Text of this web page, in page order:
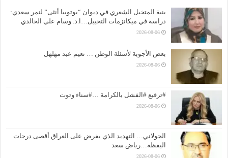
بنية المتخيل الشعري في ديوان “يوتوبيا أنثى” لنمر سعدي:
دراسة في ميكانزمات التخييل…ا.د. وسام علي الخالدي
2026-08-06
بعض الأجوبة لأسئلة الوطن … نعيم عبد مهلهل
2026-08-06
#ترقيع #الفشل بالكرامة …#سناء وتوت
2026-08-06
الجولاني… التهديد الذي يفرض على العراق أقصى درجات
اليقظة…رياض سعد
2026-08-06